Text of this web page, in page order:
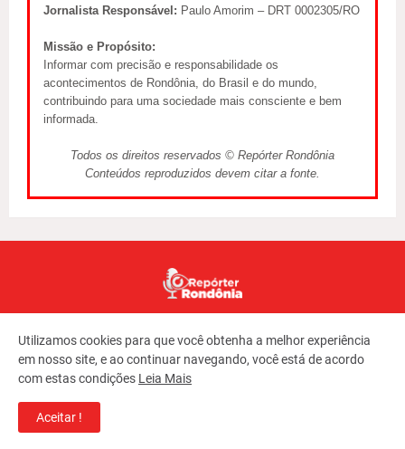
Jornalista Responsável: Paulo Amorim – DRT 0002305/RO
Missão e Propósito:
Informar com precisão e responsabilidade os
acontecimentos de Rondônia, do Brasil e do mundo,
contribuindo para uma sociedade mais consciente e bem
informada.
Todos os direitos reservados © Repórter Rondônia
Conteúdos reproduzidos devem citar a fonte.
Utilizamos cookies para que você obtenha a melhor experiência
em nosso site, e ao continuar navegando, você está de acordo
com estas condições Leia Mais
Aceitar !